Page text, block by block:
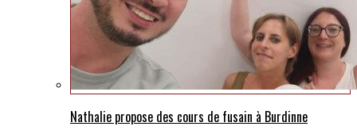
Nathalie propose des cours de fusain à Burdinne